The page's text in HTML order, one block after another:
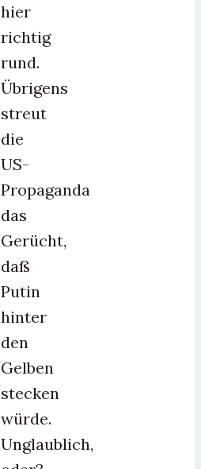
hier
richtig
rund.
Übrigens
streut
die
US-
Propaganda
das
Gerücht,
daß
Putin
hinter
den
Gelben
stecken
würde.
Unglaublich,